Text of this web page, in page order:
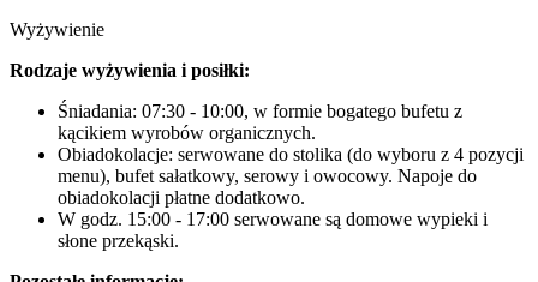
Wyżywienie
Rodzaje wyżywienia i posiłki:
Śniadania: 07:30 - 10:00, w formie bogatego bufetu z
kącikiem wyrobów organicznych.
Obiadokolacje: serwowane do stolika (do wyboru z 4 pozycji
menu), bufet sałatkowy, serowy i owocowy. Napoje do
obiadokolacji płatne dodatkowo.
W godz. 15:00 - 17:00 serwowane są domowe wypieki i
słone przekąski.